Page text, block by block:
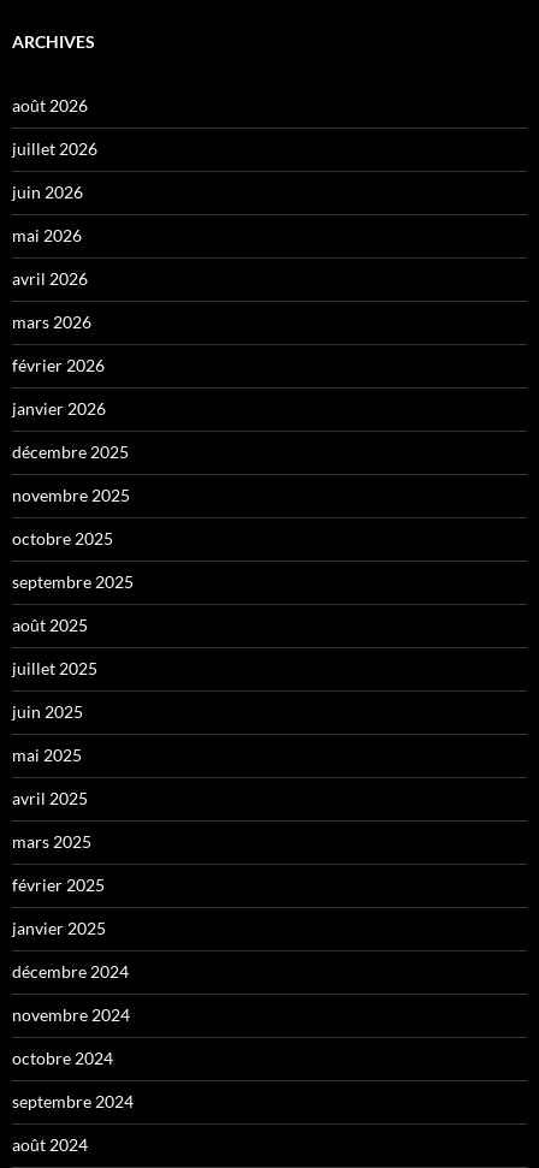
ARCHIVES
août 2026
juillet 2026
juin 2026
mai 2026
avril 2026
mars 2026
février 2026
janvier 2026
décembre 2025
novembre 2025
octobre 2025
septembre 2025
août 2025
juillet 2025
juin 2025
mai 2025
avril 2025
mars 2025
février 2025
janvier 2025
décembre 2024
novembre 2024
octobre 2024
septembre 2024
août 2024